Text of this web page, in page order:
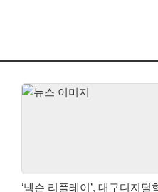
‘넥슨 리플레이’, 대구디지털